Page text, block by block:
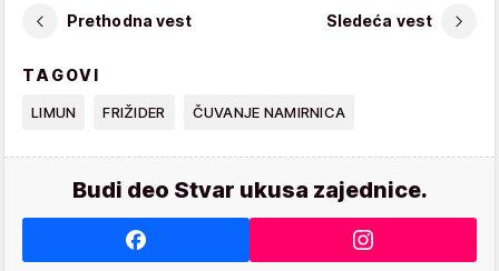
Prethodna vest Sledeća vest
TAGOVI
LIMUN FRIŽIDER ČUVANJE NAMIRNICA
Budi deo Stvar ukusa zajednice.